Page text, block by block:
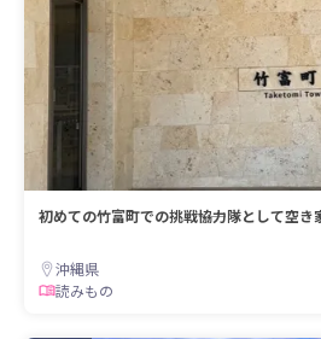
初めての竹富町での挑戦――協力隊として空
沖縄県
読みもの